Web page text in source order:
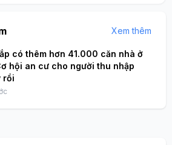
Xem thêm
có thêm hơn 41.000 căn nhà ở
hội an cư cho người thu nhập
rồi